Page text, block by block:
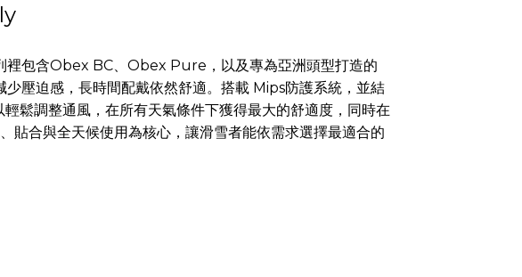
裡包含Obex BC、Obex Pure，以及專為亞洲頭型打造的
壓迫感，長時間配戴依然舒適。搭載 Mips防護系統，並結
鬆調整通風，在所有天氣條件下獲得最大的舒適度，同時在
合與全天候使用為核心，讓滑雪者能依需求選擇最適合的